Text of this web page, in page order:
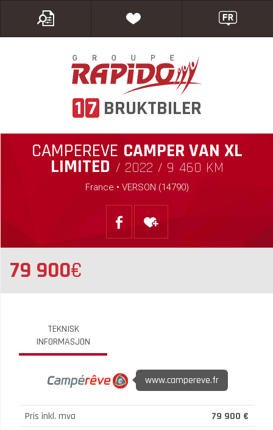
1 7 BRUKTBILER
CAMPEREVE CAMPER VAN XL
LIMITED / 2022 / 9 460 KM
France • VERSON (14790)
79 900€
TEKNISK
INFORMASJON
www.campereve.fr
Pris inkl. mva
79 900 €